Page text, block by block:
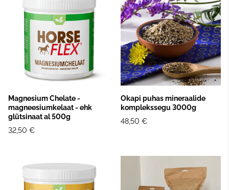
Magnesium Chelate -
magneesiumkelaat - ehk
glütsinaat al 500g
32,50 €
Okapi puhas mineraalide
komplekssegu 3000g
48,50 €